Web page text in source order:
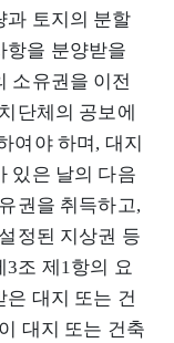
과 토지의 분할
항을 분양받을
소유권을 이전
단체의 공보에
여야 하며, 대지
있은 날의 다음
권을 취득하고,
정된 지상권 등
조 제1항의 요
대지 또는 건
대지 또는 건축